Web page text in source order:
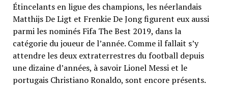
Étincelants en ligue des champions, les néerlandais
Matthijs De Ligt et Frenkie De Jong figurent eux aussi
parmi les nominés Fifa The Best 2019, dans la
catégorie du joueur de l’année. Comme il fallait s’y
attendre les deux extraterrestres du football depuis
une dizaine d’années, à savoir Lionel Messi et le
portugais Christiano Ronaldo, sont encore présents.